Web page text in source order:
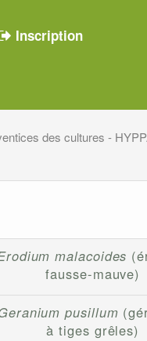
Inscription
des cultures -
malacoides
fausse-mauve)
pusillum
à tiges grêles)